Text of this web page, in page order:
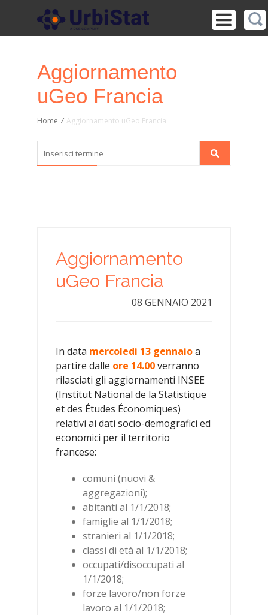
Aggiornamento
uGeo Francia
Home / Aggiornamento uGeo Francia
Aggiornamento
uGeo Francia
08 GENNAIO 2021
In data mercoledì 13 gennaioa
partire dalle ore 14.00verranno
rilasciati gli aggiornamenti INSEE
(Institut National de la Statistique
et des Études Économiques)
relativi ai dati socio-demografici ed
economici per il territorio
francese:
comuni (nuovi &
aggregazioni);
abitanti al 1/1/2018;
famiglie al 1/1/2018;
stranieri al 1/1/2018;
classi di età al 1/1/2018;
occupati/disoccupati al
1/1/2018;
forze lavoro/non forze
lavoro al 1/1/2018;